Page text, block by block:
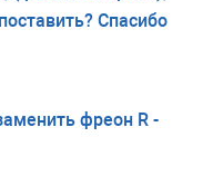
Спасибо
фреон R -